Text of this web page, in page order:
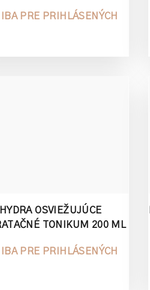
IBA PRE PRIHLÁSENÝCH
HYDRA OSVIEŽUJÚCE
TONIKUM 200 ML
IBA PRE PRIHLÁSENÝCH